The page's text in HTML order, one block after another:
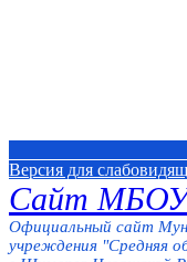
Версия для
Сайт
Официальный сайт
учреждения "Средняя